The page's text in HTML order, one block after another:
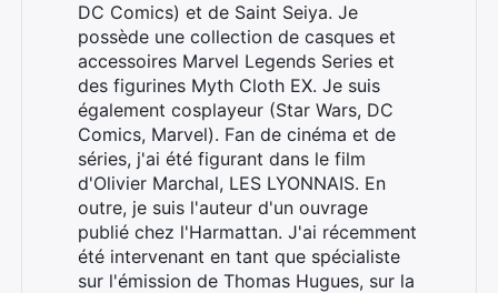
DC Comics) et de Saint Seiya. Je
possède une collection de casques et
accessoires Marvel Legends Series et
des figurines Myth Cloth EX. Je suis
également cosplayeur (Star Wars, DC
Comics, Marvel). Fan de cinéma et de
séries, j'ai été figurant dans le film
d'Olivier Marchal, LES LYONNAIS. En
outre, je suis l'auteur d'un ouvrage
publié chez l'Harmattan. J'ai récemment
été intervenant en tant que spécialiste
sur l'émission de Thomas Hugues, sur la